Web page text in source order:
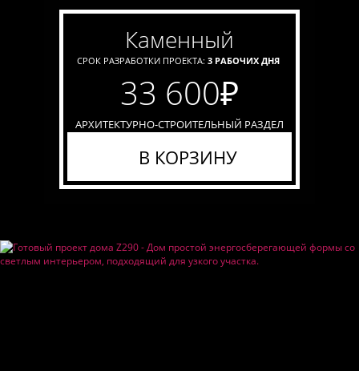
каменный
СРОК РАЗРАБОТКИ ПРОЕКТА: 3 РАБОЧИХ ДНЯ
33 600₽
АРХИТЕКТУРНО-СТРОИТЕЛЬНЫЙ РАЗДЕЛ
В КОРЗИНУ